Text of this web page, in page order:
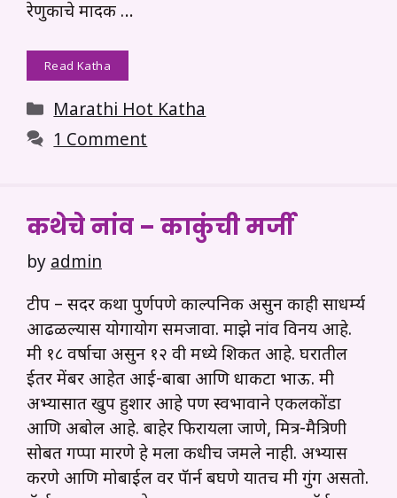
रेणुकाचे मादक …
Read Katha
Categories
Marathi Hot Katha
1 Comment
कथेचे नांव – काकुंची मर्जी
by admin
टीप – सदर कथा पुर्णपणे काल्पनिक असुन काही साधर्म्य
आढळल्यास योगायोग समजावा. माझे नांव विनय आहे.
मी १८ वर्षाचा असुन १२ वी मध्ये शिकत आहे. घरातील
ईतर मेंबर आहेत आई-बाबा आणि धाकटा भाऊ. मी
अभ्यासात खुप हुशार आहे पण स्वभावाने एकलकोंडा
आणि अबोल आहे. बाहेर फिरायला जाणे, मित्र-मैत्रिणी
सोबत गप्पा मारणे हे मला कधीच जमले नाही. अभ्यास
करणे आणि मोबाईल वर पॅार्न बघणे यातच मी गुंग असतो.